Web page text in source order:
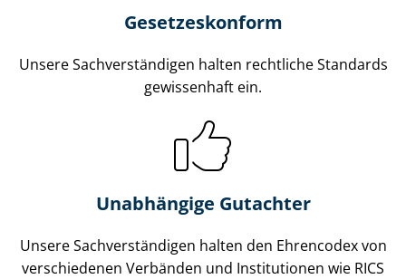
Gesetzes­konform
Unsere Sach­ver­stän­di­gen halten rechtliche Standards
gewissenhaft ein.
Unabhängige Gutachter
Unsere Sach­ver­stän­di­gen halten den Ehrencodex von
verschiedenen Verbänden und Institutionen wie RICS